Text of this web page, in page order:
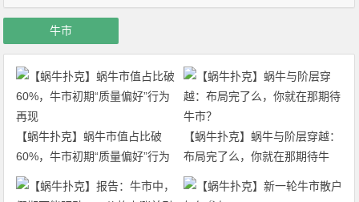
牛市
【蜗牛扑克】蜗牛市值占比破
60%，牛市初期“质量偏好”行为
再现
【蜗牛扑克】蜗牛与阶层穿越：
布局完了么，你就在那期待牛
市？